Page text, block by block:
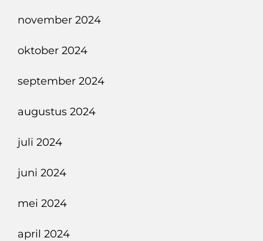
november 2024
oktober 2024
september 2024
augustus 2024
juli 2024
juni 2024
mei 2024
april 2024